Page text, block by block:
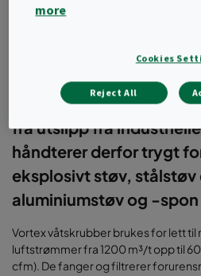
Vortex våtskrubber
partikler med lett til
fra utslipp fra
håndterer derfor trygt
eksplosivt støv, stålstøv
aluminiumstøv og -spon
Vortex våtskrubber brukes for lett
luftstrømmer fra 1200 m³/t opp til
cfm). De fanger og filtrerer
more
Cookies
Reject All